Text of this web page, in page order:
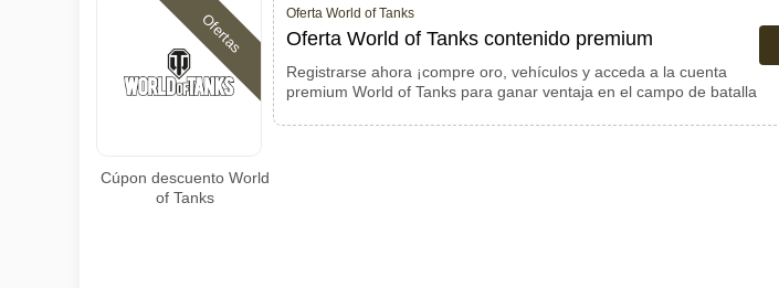
Ofertas
Cúpon descuento World
of Tanks
Oferta World of Tanks
Oferta World of Tanks contenido premium
Registrarse ahora ¡compre oro, vehículos y acceda a la cuenta
premium World of Tanks para ganar ventaja en el campo de batalla